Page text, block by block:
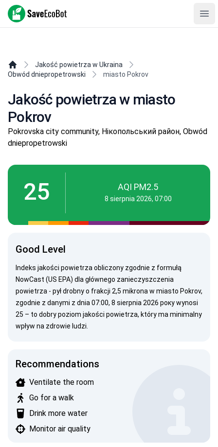
SaveEcoBot
Jakość powietrza w Ukraina
Obwód dniepropetrowski
miasto Pokrov
Jakość powietrza w miasto
Pokrov
Pokrovska city community, Нікопольський район, Obwód
dniepropetrowski
25 AQI PM2.5
8 sierpnia 2026, 07:00
Good Level
Indeks jakości powietrza obliczony zgodnie z formułą
NowCast (US EPA) dla głównego zanieczyszczenia
powietrza - pył drobnyo frakcji 2,5 mikrona w miasto Pokrov,
zgodnie z danymi z dnia 07:00, 8 sierpnia 2026 року wynosi
25 – to dobry poziom jakości powietrza, który ma minimalny
wpływ na zdrowie ludzi.
Recommendations
Ventilate the room
Go for a walk
Drink more water
Monitor air quality